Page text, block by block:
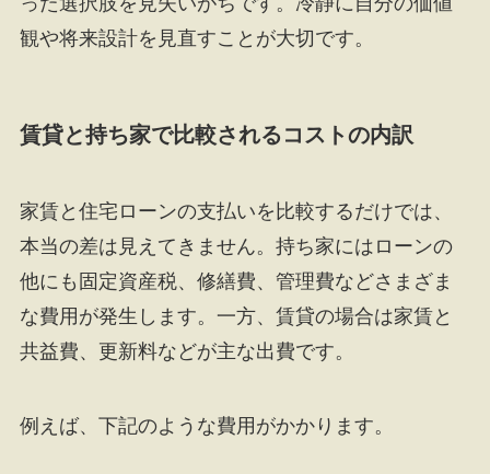
観や将来設計を見直すことが大切です。
賃貸と持ち家で比較されるコストの内訳
家賃と住宅ローンの支払いを比較するだけでは、
本当の差は見えてきません。持ち家にはローンの
他にも固定資産税、修繕費、管理費などさまざま
な費用が発生します。一方、賃貸の場合は家賃と
共益費、更新料などが主な出費です。
例えば、下記のような費用がかかります。